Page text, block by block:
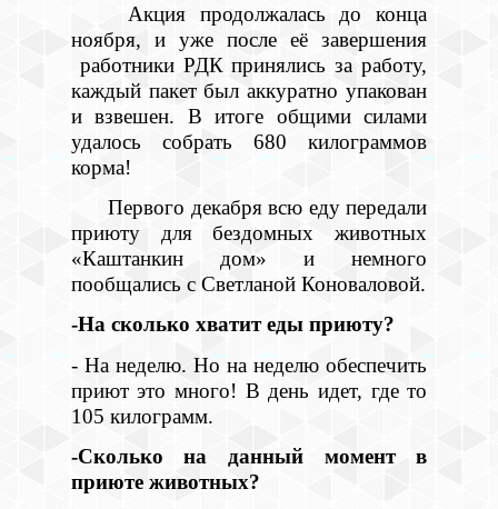
Акция продолжалась до конца
ноября, и уже после её завершения
работники РДК принялись за работу,
каждый пакет был аккуратно упакован
и взвешен. В итоге общими силами
удалось собрать 680 килограммов
корма!
Первого декабря всю еду передали
приюту для бездомных животных
«Каштанкин дом» и немного
пообщались с Светланой Коноваловой.
-На сколько хватит еды приюту?
- На неделю. Но на неделю обеспечить
приют это много! В день идет, где то
105 килограмм.
-Сколько на данный момент в
приюте животных?